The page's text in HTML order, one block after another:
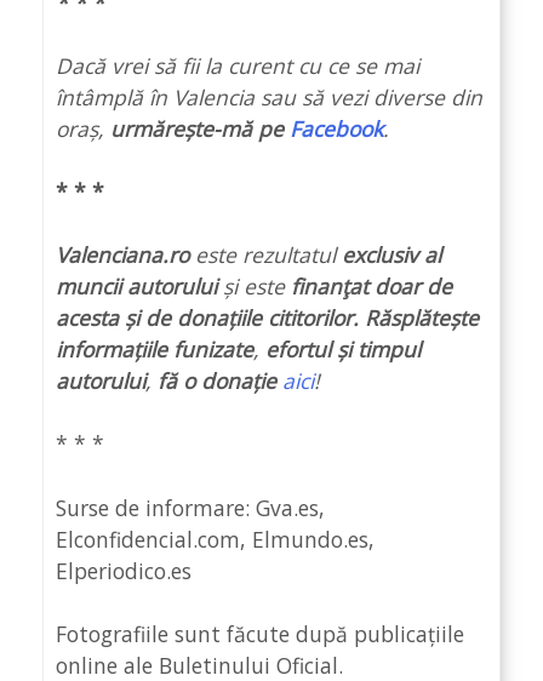
Dacă vrei să fii la curent cu ce se mai
întâmplă în Valencia sau să vezi diverse din
oraș, urmărește-mă pe Facebook.
* * *
Valenciana.roeste rezultatul exclusiv al
muncii autoruluiși este finanţat doar de
acesta și de donațiile cititorilor. Răsplătește
informațiile funizate, efortul și timpul
autorului, fă o donație aici!
* * *
Surse de informare: Gva.es,
Elconfidencial.com, Elmundo.es,
Elperiodico.es
Fotografiile sunt făcute după publicațiile
online ale Buletinului Oficial.